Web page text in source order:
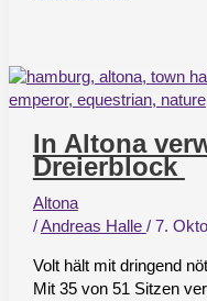
Regerstraße
soll
werden
In Altona
Dreierblock
Altona
/Andreas Halle / 7.
Volt hält mit dringend
Mit 35 von 51 Sitzen